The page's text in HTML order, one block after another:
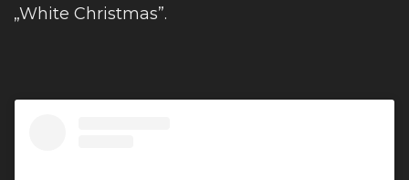
„White Christmas”.